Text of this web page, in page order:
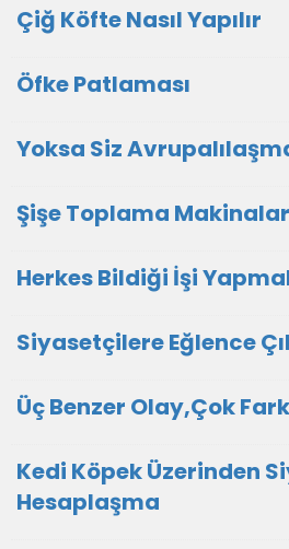
Çiğ Köfte Nasıl Yapılır
Öfke Patlaması
Yoksa Siz
Şişe Toplama
Herkes Bildiği İşi
Siyasetçilere Eğlence
Üç Benzer Olay,Çok
Kedi Köpek Üzerinden
Hesaplaşma